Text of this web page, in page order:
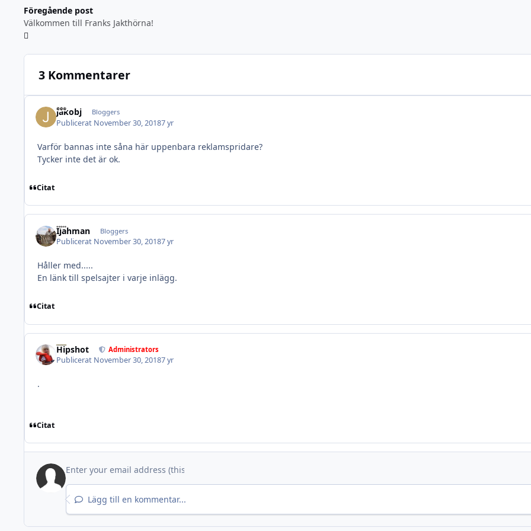
Föregående post
Välkommen till Franks Jakthörna!
3 Kommentarer
jakobj Bloggers
Publicerat November 30, 20187 yr
Varför bannas inte såna här uppenbara reklamspridare?
Tycker inte det är ok.
Citat
Ijahman Bloggers
Publicerat November 30, 20187 yr
Håller med.....
En länk till spelsajter i varje inlägg.
Citat
Hipshot Administrators
Publicerat November 30, 20187 yr
.
Citat
Lägg till en kommentar...